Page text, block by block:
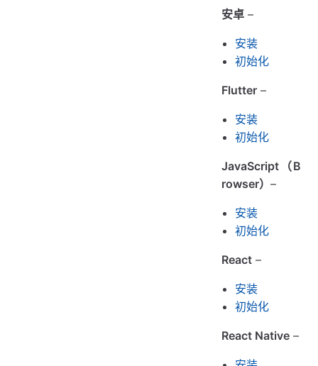
安卓 –
安装
初始化
Flutter –
安装
初始化
JavaScript（B
rowser） –
安装
初始化
React –
安装
初始化
React Native –